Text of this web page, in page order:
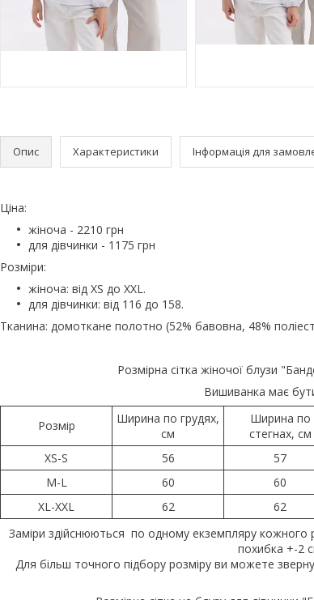
Опис Характеристики Інформація для
Ціна:
жіноча - 2210 грн
для дівчинки - 1175 грн
Розміри:
жіноча: від XS до XXL.
для дівчинки: від 116 до 158.
Тканина: домоткане полотно (52% бавовна, 48%
Розмірна сітка жіночої блузи
Вишиванка має
Розмір
Ширина по грудях,
см
Ширина по
стегнах, см
XS-S
56 57
M-L
60 60
XL-XXL
62 62
Заміри здійснюються по одному екземпляру кожного
похибка +-2
Для більш точного підбору розміру ви можете